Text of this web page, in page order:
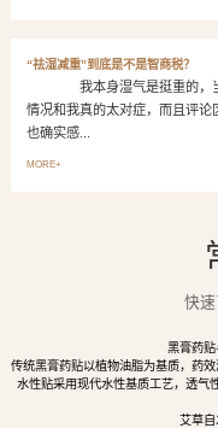
“祛湿减重”到底是不是智商税？
我本身湿气是挺重的，当
情况和我真的太对症，而且评
也确实感...
MORE+
快
黑膏药贴
传统黑膏药贴以植物油脂为基质，药
水性贴采用现代水性基质工艺，透气
艾草自